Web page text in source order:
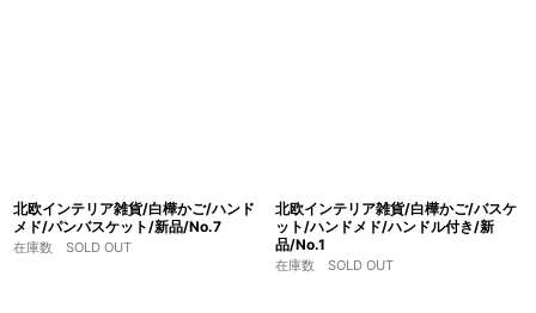
北欧インテリア雑貨/白樺かご/ハンド
メド/パンバスケット/新品/No.7
在庫数 SOLD OUT
北欧インテリア雑貨/白樺かご/バスケ
ット/ハンドメド/ハンドル付き/新
品/No.1
在庫数 SOLD OUT